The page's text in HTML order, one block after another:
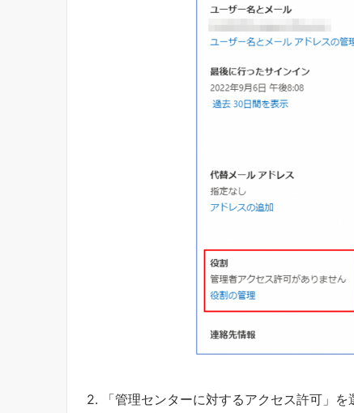
2. 「管理センターに対するアクセス許可」